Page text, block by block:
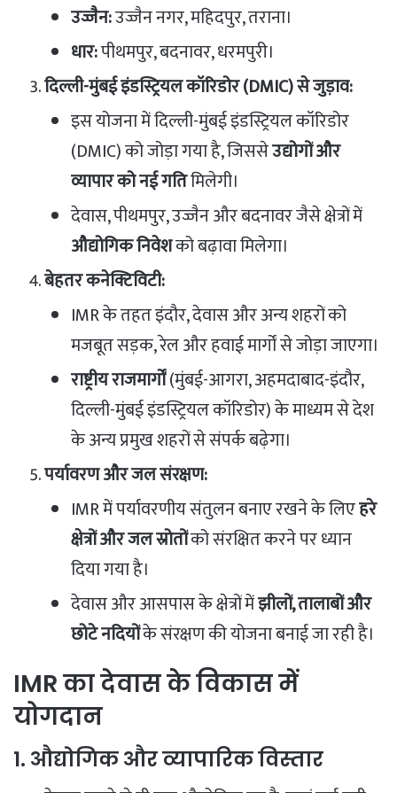
उज्जैन:उज्जैन नगर, महिदपुर, तराना।
धार:पीथमपुर, बदनावर, धरमपुरी।
दिल्ली-मुंबई इंडस्ट्रियल कॉरिडोर (DMIC) से जुड़ाव:
इस योजना में दिल्ली-मुंबई इंडस्ट्रियल कॉरिडोर
(DMIC) को जोड़ा गया है, जिससेउद्योगों और
व्यापार को नई गतिमिलेगी।
देवास, पीथमपुर, उज्जैन और बदनावर जैसे क्षेत्रों में
औद्योगिक निवेशको बढ़ावा मिलेगा।
बेहतर कनेक्टिविटी:
IMR के तहत इंदौर, देवास और अन्य शहरों को
मजबूत सड़क, रेल और हवाई मार्गों से जोड़ा जाएगा।
राष्ट्रीय राजमार्गों(मुंबई-आगरा, अहमदाबाद-इंदौर,
दिल्ली-मुंबई इंडस्ट्रियल कॉरिडोर) के माध्यम से देश
के अन्य प्रमुख शहरों से संपर्क बढ़ेगा।
पर्यावरण और जल संरक्षण:
IMR में पर्यावरणीय संतुलन बनाए रखने के लिएहरे
क्षेत्रों और जल स्रोतोंको संरक्षित करने पर ध्यान
दिया गया है।
देवास और आसपास के क्षेत्रों मेंझीलों, तालाबों और
छोटे नदियोंके संरक्षण की योजना बनाई जा रही है।
IMR का देवास के विकास में
योगदान
1. औद्योगिक और व्यापारिक विस्तार